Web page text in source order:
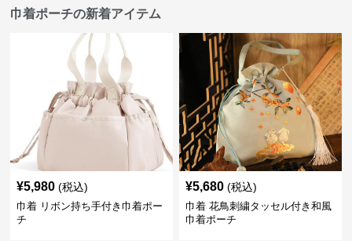
巾着ポーチの新着アイテム
¥5,980 (税込)
巾着 リボン持ち手付き巾着ポー
チ
¥5,680 (税込)
巾着 花鳥刺繍タッセル付き和風
巾着ポーチ